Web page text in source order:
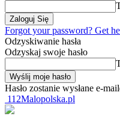
Forgot your password? Get
Odzyskiwanie hasła
Odzyskaj swoje hasło
Hasło zostanie wysłane e-
112Malopolska.pl